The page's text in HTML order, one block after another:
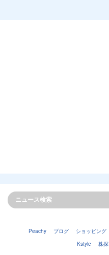
Peachy ブログ ショッピング
Kstyle
株探